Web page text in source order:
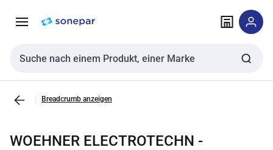
NavigationInhalt
Sucheingabe
Breadcrumb anzeigen
WOEHNER ELECTROTECHN -